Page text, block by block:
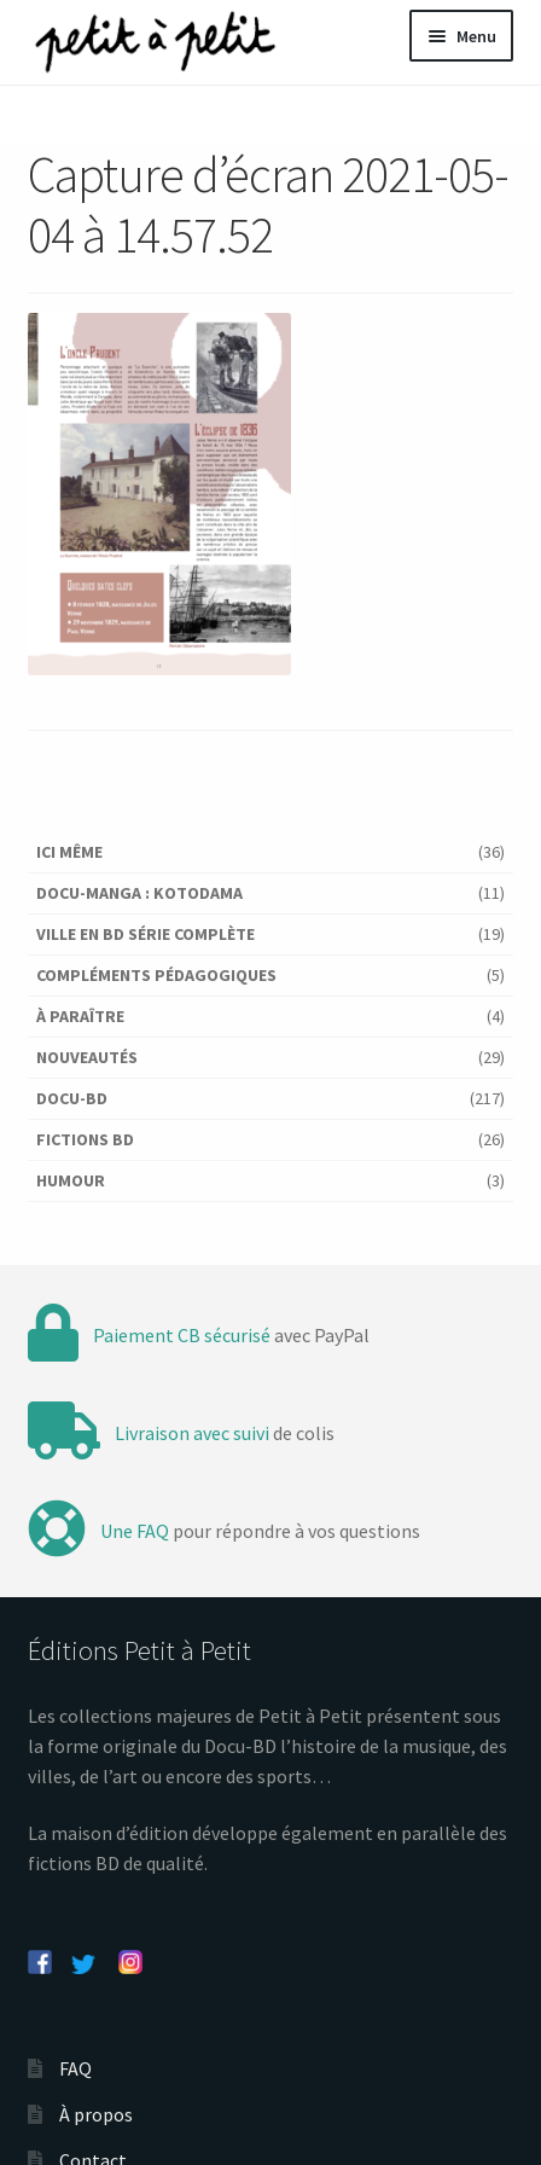
Aller
à
Aller
au
Menu
Capture d’écran 2021-05-
04 à 14.57.52
ICI MÊME
(36)
DOCU-MANGA : KOTODAMA
(11)
VILLE EN BD SÉRIE COMPLÈTE
(19)
COMPLÉMENTS PÉDAGOGIQUES
(5)
À PARAÎTRE
(4)
NOUVEAUTÉS
(29)
DOCU-BD
(217)
FICTIONS BD
(26)
HUMOUR
(3)
Paiement CB sécurisé avec PayPal
Livraison avec suivi de colis
Une FAQ pour répondre à vos questions
Éditions Petit à Petit
Les collections majeures de Petit à Petit présentent sous
la forme originale du Docu-BD l’histoire de la musique, des
villes, de l’art ou encore des sports…
La maison d’édition développe également en parallèle des
fictions BD de qualité.
FAQ
À propos
Contact